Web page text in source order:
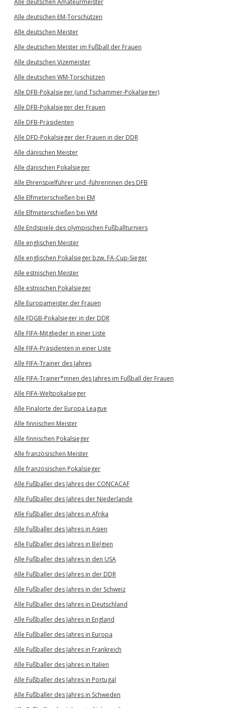
Alle deutschen Amateurmeister
Alle deutschen EM-Torschützen
Alle deutschen Meister
Alle deutschen Meister im Fußball der Frauen
Alle deutschen Vizemeister
Alle deutschen WM-Torschützen
Alle DFB-Pokalsieger (und Tschammer-Pokalsieger)
Alle DFB-Pokalsieger der Frauen
Alle DFB-Präsidenten
Alle DFD-Pokalsieger der Frauen in der DDR
Alle dänischen Meister
Alle dänischen Pokalsieger
Alle Ehrenspielführer und -führerinnen des DFB
Alle Elfmeterschießen bei EM
Alle Elfmeterschießen bei WM
Alle Endspiele des olympischen Fußballturniers
Alle englischen Meister
Alle englischen Pokalsieger bzw. FA-Cup-Sieger
Alle estnischen Meister
Alle estnischen Pokalsieger
Alle Europameister der Frauen
Alle FDGB-Pokalsieger in der DDR
Alle FIFA-Mitglieder in einer Liste
Alle FIFA-Präsidenten in einer Liste
Alle FIFA-Trainer des Jahres
Alle FIFA-Trainer*innen des Jahres im Fußball der Frauen
Alle FIFA-Weltpokalsieger
Alle Finalorte der Europa League
Alle finnischen Meister
Alle finnischen Pokalsieger
Alle französischen Meister
Alle französischen Pokalsieger
Alle Fußballer des Jahres der CONCACAF
Alle Fußballer des Jahres der Niederlande
Alle Fußballer des Jahres in Afrika
Alle Fußballer des Jahres in Asien
Alle Fußballer des Jahres in Belgien
Alle Fußballer des Jahres in den USA
Alle Fußballer des Jahres in der DDR
Alle Fußballer des Jahres in der Schweiz
Alle Fußballer des Jahres in Deutschland
Alle Fußballer des Jahres in England
Alle Fußballer des Jahres in Europa
Alle Fußballer des Jahres in Frankreich
Alle Fußballer des Jahres in Italien
Alle Fußballer des Jahres in Portugal
Alle Fußballer des Jahres in Schweden